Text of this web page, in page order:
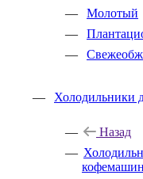
Молотый
Холодильники
Назад
кофемашин